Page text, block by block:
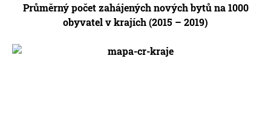
Průměrný počet zahájených nových bytů na 1000
obyvatel v krajích (2015 – 2019)